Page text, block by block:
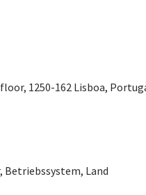
1250-162 Lisboa,
Land